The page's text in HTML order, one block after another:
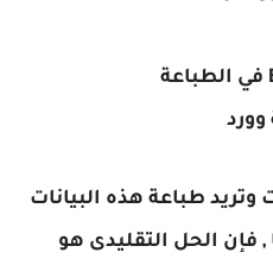
وورد
وتريد طباعة هذه البيانات
الحل التقليدى هو